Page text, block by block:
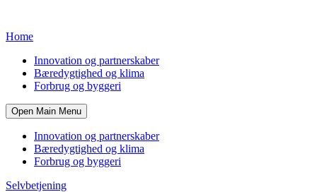
Home
Innovation og partnerskaber
Bæredygtighed og klima
Forbrug og byggeri
Open Main Menu
Innovation og partnerskaber
Bæredygtighed og klima
Forbrug og byggeri
Selvbetjening